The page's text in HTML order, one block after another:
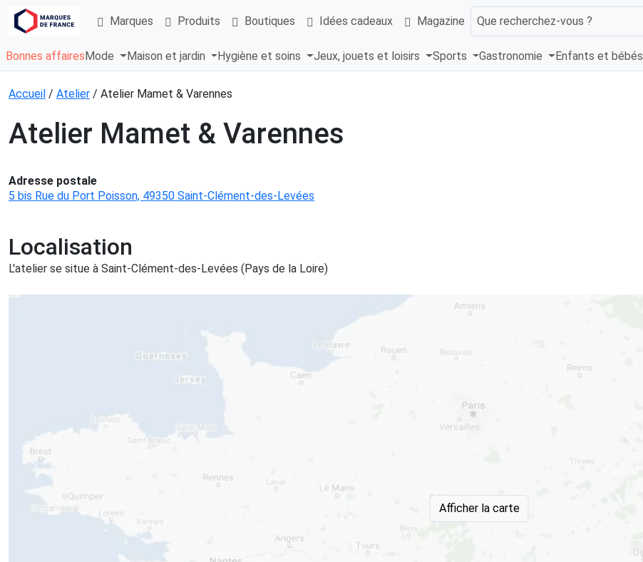
Marques Produits Boutiques Idées cadeaux Magazine Que recherchez-vous ?
Bonnes affaires Mode Maison et jardin Hygiène et soins Jeux, jouets et loisirs Sports Gastronomie Enfants et bébés
Accueil / Atelier / Atelier Mamet & Varennes
Atelier Mamet & Varennes
Adresse postale
5 bis Rue du Port Poisson, 49350 Saint-Clément-des-Levées
Localisation
L'atelier se situe à Saint-Clément-des-Levées (Pays de la Loire)
Afficher la carte